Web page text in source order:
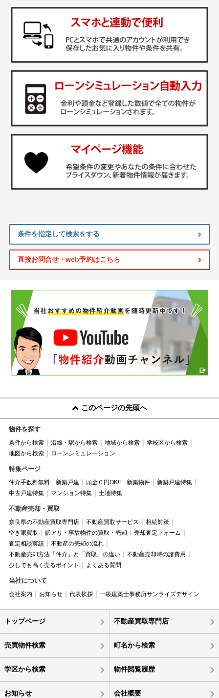
条件を指定して検索をする
直接お問合せ・web予約はこちら
このページの先頭へ
物件を探す
条件から検索 沿線・駅から検索 地域から検索
学校区から検索
地図から検索
ローンシミュレーション
特集ページ
仲介手数料無料 新築戸建 頭金０円OK!! 新築物件
新築戸建特集
中古戸建特集
マンション特集 土地特集
不動産売却・買取
奈良県の不動産買取専門店 不動産買取サービス
相続対策
空き家買取
訳アリ・事故物件の買取・売却
売却査定フォーム
査定相談実績
不動産の売却の流れ
不動産売却方法「仲介」と「買取」の違い
不動産売却時の諸費用
少しでも高く売るポイント
よくある質問
当社について
会社案内 お知らせ 代表挨拶 一級建築士事務所サンライズデザイン
トップページ 不動産買取専門店
売買物件検索 町名から検索
学区から検索 物件閲覧履歴
お知らせ 会社概要